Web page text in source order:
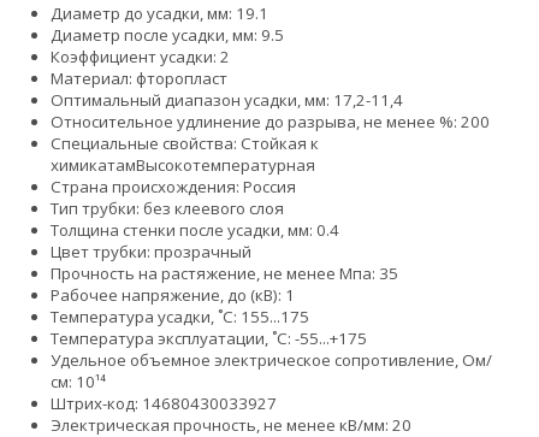
Диаметр до усадки, мм: 19.1
Диаметр после усадки, мм: 9.5
Коэффициент усадки: 2
Материал: фторопласт
Оптимальный диапазон усадки, мм: 17,2-11,4
Относительное удлинение до разрыва, не менее %: 200
Специальные свойства: Стойкая к
химикатамВысокотемпературная
Страна происхождения: Россия
Тип трубки: без клеевого слоя
Толщина стенки после усадки, мм: 0.4
Цвет трубки: прозрачный
Прочность на растяжение, не менее Мпа: 35
Рабочее напряжение, до (кВ): 1
Температура усадки, ˚С: 155...175
Температура эксплуатации, ˚С: -55...+175
Удельное объемное электрическое сопротивление, Ом/
см: 10¹⁴
Штрих-код: 14680430033927
Электрическая прочность, не менее кВ/мм: 20